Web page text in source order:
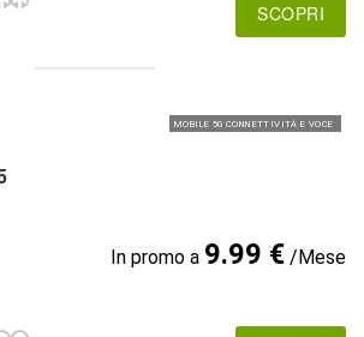
SCOPRI
MOBILE 5G CONNETTIVITÀ E VOCE
In promo a 9.99 €/Mese